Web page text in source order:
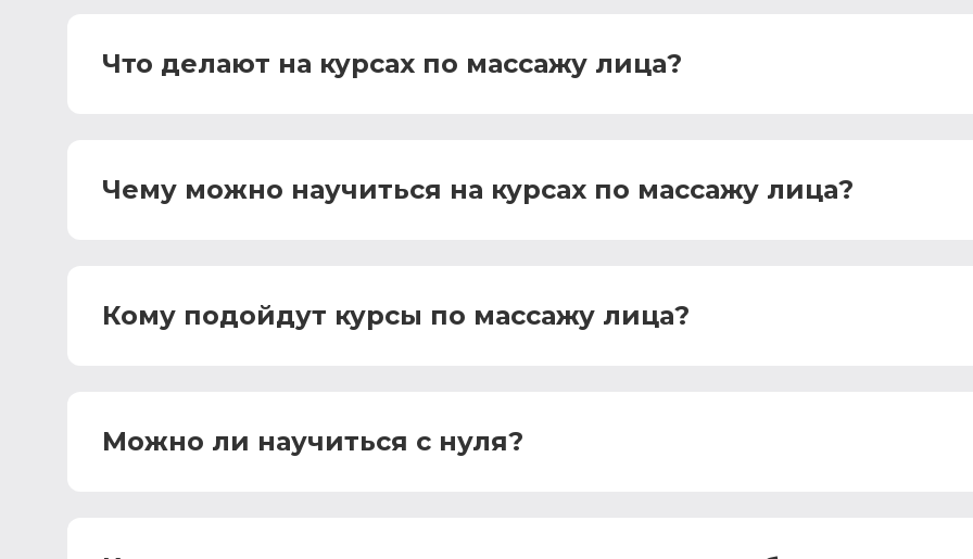
Что делают на курсах по массажу лица?
Чему можно научиться на курсах по массажу лица?
Кому подойдут курсы по массажу лица?
Можно ли научиться с нуля?